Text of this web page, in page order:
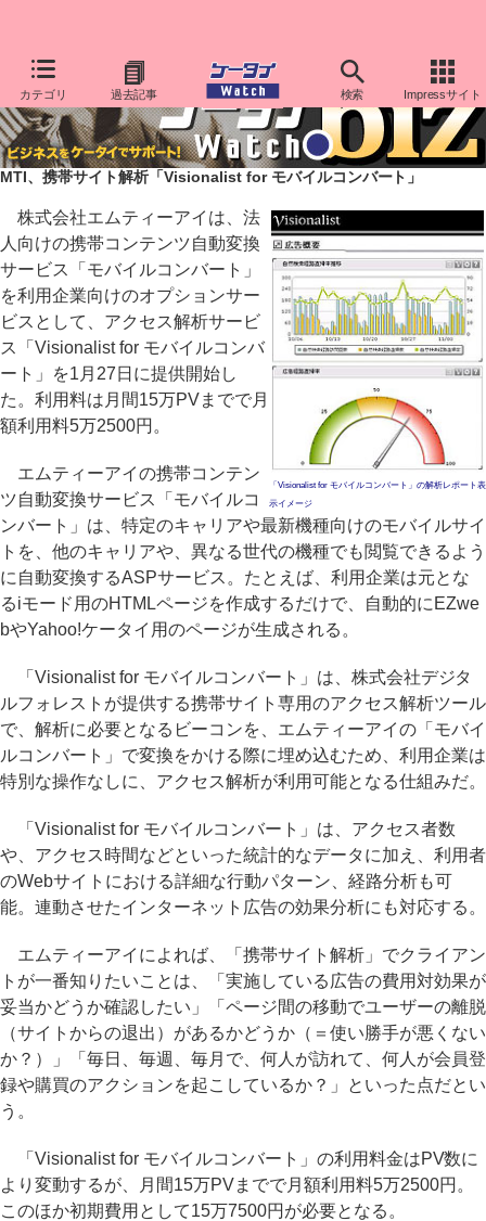
カテゴリ 過去記事 検索 Impressサイト
MTI、携帯サイト解析「Visionalist for モバイルコンバート」
「Visionalist for モバイルコンバート」の解析レポート表
示イメージ
株式会社エムティーアイは、法
人向けの携帯コンテンツ自動変換
サービス「モバイルコンバート」
を利用企業向けのオプションサー
ビスとして、アクセス解析サービ
ス「Visionalist for モバイルコンバ
ート」を1月27日に提供開始し
た。利用料は月間15万PVまでで月
額利用料5万2500円。
エムティーアイの携帯コンテン
ツ自動変換サービス「モバイルコ
ンバート」は、特定のキャリアや最新機種向けのモバイルサイ
トを、他のキャリアや、異なる世代の機種でも閲覧できるよう
に自動変換するASPサービス。たとえば、利用企業は元とな
るiモード用のHTMLページを作成するだけで、自動的にEZwe
bやYahoo!ケータイ用のページが生成される。
「Visionalist for モバイルコンバート」は、株式会社デジタ
ルフォレストが提供する携帯サイト専用のアクセス解析ツール
で、解析に必要となるビーコンを、エムティーアイの「モバイ
ルコンバート」で変換をかける際に埋め込むため、利用企業は
特別な操作なしに、アクセス解析が利用可能となる仕組みだ。
「Visionalist for モバイルコンバート」は、アクセス者数
や、アクセス時間などといった統計的なデータに加え、利用者
のWebサイトにおける詳細な行動パターン、経路分析も可
能。連動させたインターネット広告の効果分析にも対応する。
エムティーアイによれば、「携帯サイト解析」でクライアン
トが一番知りたいことは、「実施している広告の費用対効果が
妥当かどうか確認したい」「ページ間の移動でユーザーの離脱
（サイトからの退出）があるかどうか（＝使い勝手が悪くない
か？）」「毎日、毎週、毎月で、何人が訪れて、何人が会員登
録や購買のアクションを起こしているか？」といった点だとい
う。
「Visionalist for モバイルコンバート」の利用料金はPV数に
より変動するが、月間15万PVまでで月額利用料5万2500円。
このほか初期費用として15万7500円が必要となる。